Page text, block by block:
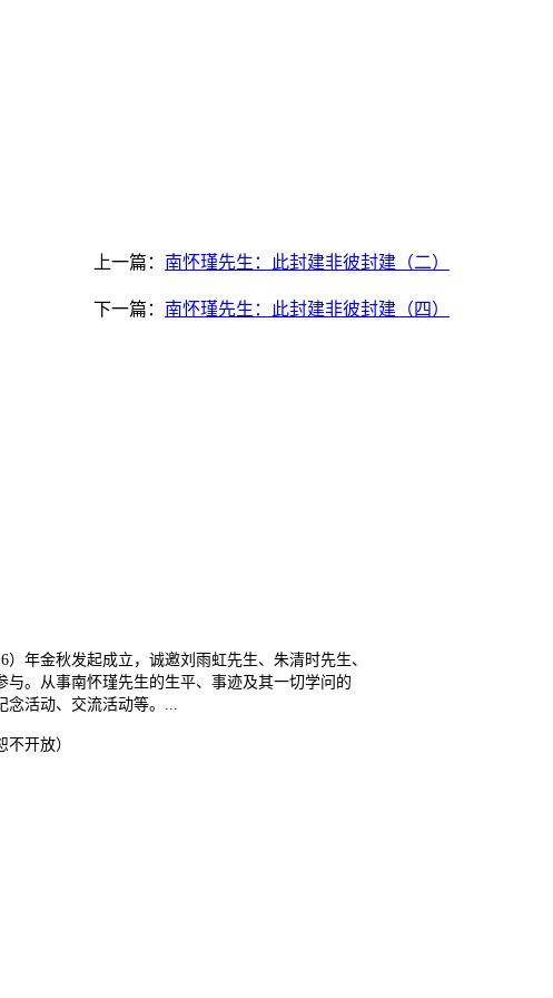
上一篇： 南怀瑾先生：此封建非彼封建（二）
下一篇： 南怀瑾先生：此封建非彼封建（四）
年金秋发起成立，诚邀刘雨虹先生、朱清时先生、
。从事南怀瑾先生的生平、事迹及其一切学问的
活动、交流活动等。...
开放）